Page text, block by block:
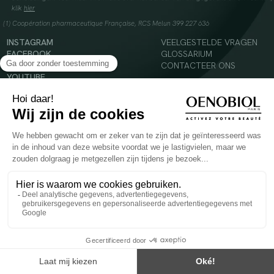
klik hier
(1) Coopération pharmaceutique Française, RCS Melun 399 227 636
INSTAGRAM
FACEBOOK
TIKTOK
YOUTUBE
VEELGESTELDE VRAGEN
GLOSSARIUM
CONTACTEER ONS
Voedingssupplement dat moet worden geconsumeerd als onderdeel van een gevarieerde,
evenwichtige voeding en een gezonde levensstijl. Aanbevolen dagelijkse dosis niet
overschrijden. Enkel voor volwassenen, buiten het bereik van kinderen houden.